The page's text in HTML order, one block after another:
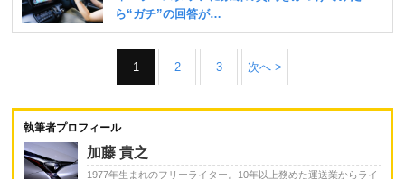
1 2 3 次へ >
執筆者プロフィール
加藤 貴之
1977年生まれのフリーライター。10年以上務めた運送業からライ